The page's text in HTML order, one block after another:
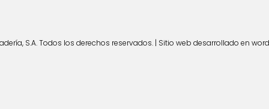
S.A. Todos los derechos reservados. | Sitio web desarrollado en